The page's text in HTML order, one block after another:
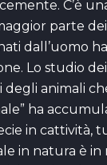
C’è
parte
dall’uomo
Lo studio
animali
ha
in cattività,
in natura è in